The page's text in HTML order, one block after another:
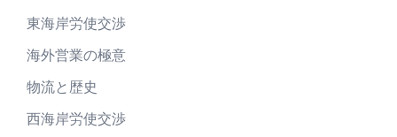
東海岸労使交渉
海外営業の極意
物流と歴史
西海岸労使交渉